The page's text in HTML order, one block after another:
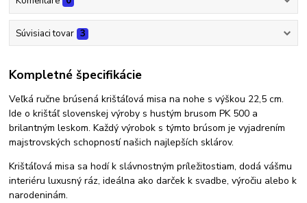
Súvisiaci tovar 3
Kompletné špecifikácie
Veľká ručne brúsená krištáľová misa na nohe s výškou 22,5 cm.
Ide o krištáľ slovenskej výroby s hustým brusom PK 500 a
brilantným leskom. Každý výrobok s týmto brúsom je vyjadrením
majstrovských schopností našich najlepších sklárov.
Krištáľová misa sa hodí k slávnostným príležitostiam, dodá vášmu
interiéru luxusný ráz, ideálna ako darček k svadbe, výročiu alebo k
narodeninám.